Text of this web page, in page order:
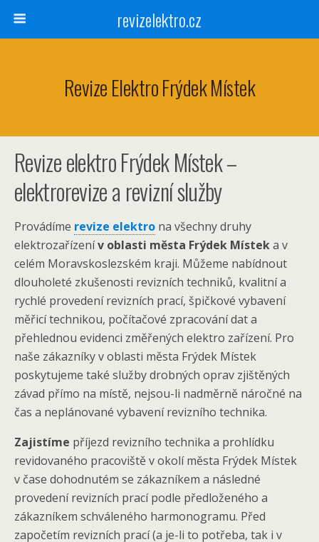
revizelektro.cz
Revize Elektro Frýdek Místek
Revize elektro Frýdek Místek –
elektrorevize a revizní služby
Provádíme revize elektro na všechny druhy
elektrozařízenív oblasti města Frýdek Místeka v
celém Moravskoslezském kraji. Můžeme nabídnout
dlouholeté zkušenosti revizních techniků, kvalitní a
rychlé provedení revizních prací, špičkové vybavení
měřicí technikou, počítačové zpracování dat a
přehlednou evidenci změřených elektro zařízení. Pro
naše zákazníky v oblasti města Frýdek Místek
poskytujeme také služby drobných oprav zjištěných
závad přímo na místě, nejsou-li nadměrně náročné na
čas a neplánované vybavení revizního technika.
Zajistíme příjezd revizního technika a prohlídku
revidovaného pracoviště v okolí města Frýdek Místek
v čase dohodnutém se zákazníkem a následné
provedení revizních prací podle předloženého a
zákazníkem schváleného harmonogramu. Před
započetím revizních prací (a je-li to potřeba, tak i v